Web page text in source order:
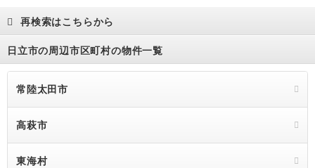
再検索はこちらから
日立市の周辺市区町村の物件一覧
常陸太田市
高萩市
東海村